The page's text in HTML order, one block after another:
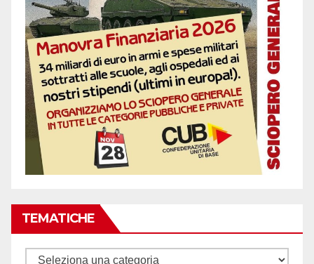
TEMATICHE
Tematiche